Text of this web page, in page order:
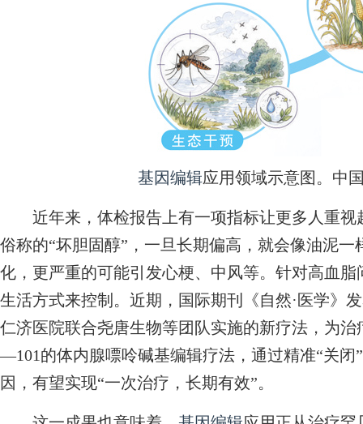
基因编辑应用领域示意图。中
近年来，体检报告上有一项指标让更多人重
俗称的“坏胆固醇”，一旦长期偏高，就会像油泥
化，更严重的可能引发心梗、中风等。针对高血
生活方式来控制。近期，国际期刊《自然·医学》
仁济医院联合尧唐生物等团队实施的新疗法，为
—101的体内腺嘌呤碱基编辑疗法，通过精准“关闭
因，有望实现“一次治疗，长期有效”。